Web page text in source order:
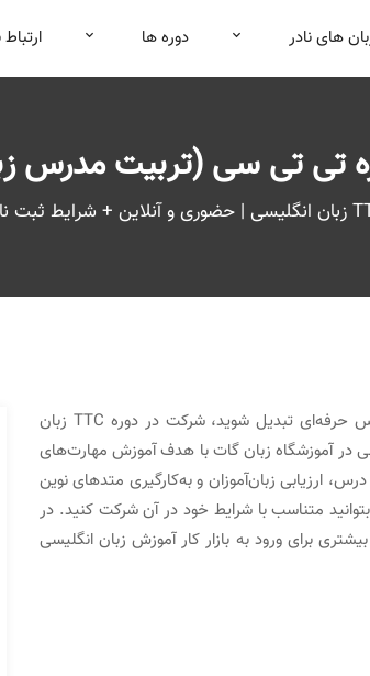
های نادر دوره ها
تی تی سی (تربیت مدرس
اگر به تدریس زبان انگلیسی علاقه‌مند هستید و می‌خواهید به یک مدرس حرفه‌ای تبدیل شوید، شرکت در دوره TTC زبان
در آموزشگاه زبان گات با هدف آموزش مهارت‌های
ارزیابی زبان‌آموزان و به‌کارگیری متدهای نوین
متناسب با شرایط خود در آن شرکت کنید. در
برای ورود به بازار کار آموزش زبان انگلیسی